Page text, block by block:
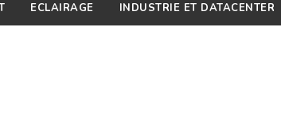
ECLAIRAGE INDUSTRIE ET DATACENTER